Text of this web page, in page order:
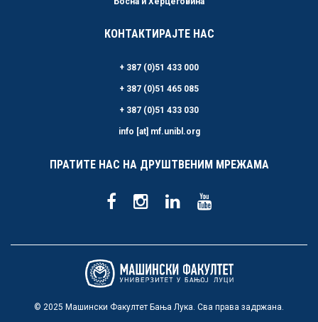
КОНТАКТИРАЈТЕ НАС
+ 387 (0)51 433 000
+ 387 (0)51 465 085
+ 387 (0)51 433 030
info [at] mf.unibl.org
ПРАТИТЕ НАС НА ДРУШТВЕНИМ МРЕЖАМА
© 2025 Машински Факултет Бања Лука. Сва права задржана.